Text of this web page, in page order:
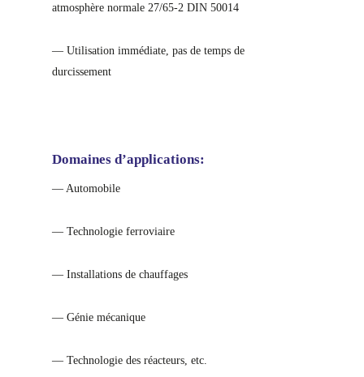
atmosphère normale 27/65-2 DIN 50014
— Utilisation immédiate, pas de temps de
durcissement
Domaines d’applications:
— Automobile
— Technologie ferroviaire
— Installations de chauffages
— Génie mécanique
— Technologie des réacteurs, etc.